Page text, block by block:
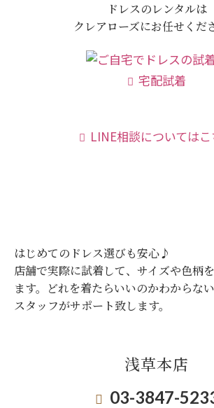
ドレスのレンタルは
クレアローズにお任せくだ
宅配試着
LINE相談についてはこ
はじめてのドレス選びも安心♪
店舗で実際に試着して、サイズや色柄
ます。
どれを着たらいいのかわからな
スタッフがサポート致します。
浅草本店
03-3847-